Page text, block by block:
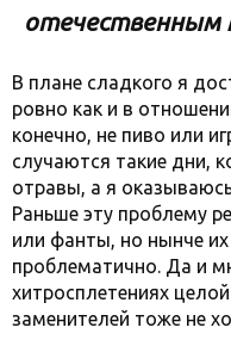
отечественным
В плане сладкого я
ровно как и в
конечно, не пиво или
случаются такие дни,
отравы, а я
Раньше эту проблему
или фанты, но нынче
проблематично. Да и
хитросплетениях
заменителей тоже не